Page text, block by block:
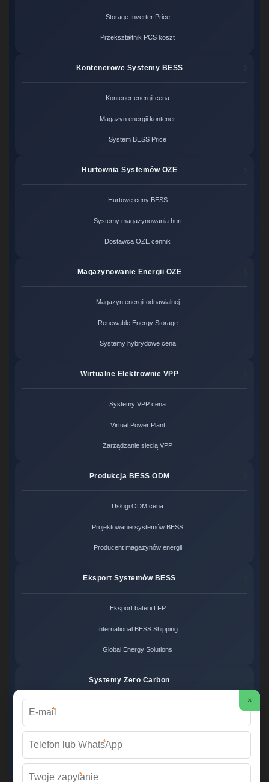
Storage Inverter Price
Przekształtnik PCS koszt
Kontenerowe Systemy BESS
Kontener energii cena
Magazyn energii kontener
System BESS Price
Hurtownia Systemów OZE
Hurtowe ceny BESS
Systemy magazynowania hurt
Dostawca OZE cennik
Magazynowanie Energii OZE
Magazyn energii odnawialnej
Renewable Energy Storage
Systemy hybrydowe cena
Wirtualne Elektrownie VPP
Systemy VPP cena
Virtual Power Plant
Zarządzanie siecią VPP
Produkcja BESS ODM
Usługi ODM cena
Projektowanie systemów BESS
Producent magazynów energii
Eksport Systemów BESS
Eksport baterii LFP
International BESS Shipping
Global Energy Solutions
Systemy Zero Carbon
Zero Carbon Energy
Ekologiczne rozwiązania OZE
×
*
*
*